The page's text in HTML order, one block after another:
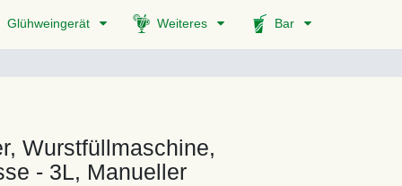
Glühweingerät Weiteres Bar
Wurstfüllmaschine,
- 3L, Manueller